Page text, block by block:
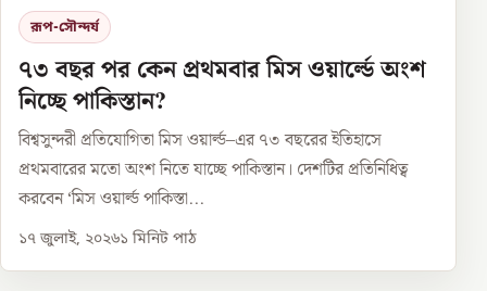
রূপ-সৌন্দর্য
৭৩ বছর পর কেন প্রথমবার মিস ওয়ার্ল্ডে অংশ
নিচ্ছে পাকিস্তান?
বিশ্বসুন্দরী প্রতিযোগিতা মিস ওয়ার্ল্ড–এর ৭৩ বছরের ইতিহাসে
প্রথমবারের মতো অংশ নিতে যাচ্ছে পাকিস্তান। দেশটির প্রতিনিধিত্ব
করবেন ‘মিস ওয়ার্ল্ড পাকিস্তা...
১৭ জুলাই, ২০২৬১ মিনিট পাঠ